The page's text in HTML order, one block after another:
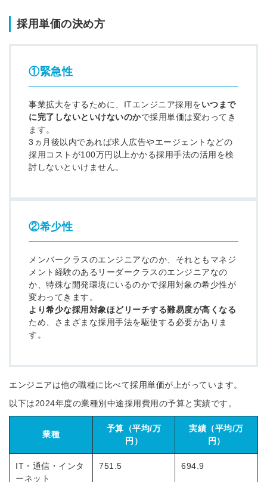
採用単価の決め方
①緊急性
事業拡大をするために、ITエンジニア採用をいつまで
に完了しないといけないのかで採用単価は変わってき
ます。
3ヵ月後以内であれば求人広告やエージェントなどの
採用コストが100万円以上かかる採用手法の活用を検
討しないといけません。
②希少性
メンバークラスのエンジニアなのか、それともマネジ
メント経験のあるリーダークラスのエンジニアなの
か、特殊な開発環境にいるのかで採用対象の希少性が
変わってきます。
より希少な採用対象ほどリーチする難易度が高くなる
ため、さまざまな採用手法を駆使する必要がありま
す。
エンジニアは他の職種に比べて採用単価が上がっています。
以下は2024年度の業種別中途採用費用の予算と実績です。
業種
予算（平均/万
円）
実績（平均/万
円）
IT・通信・インタ
ーネット
751.5 694.9
をご利用する
要です。
簡単10秒！無料会員登録
採用にまつわる独自の調査レポ
ートが届く
採用に役立つ記事・資料が届く
メールアドレス